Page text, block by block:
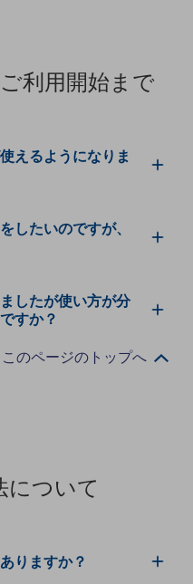
利用開始まで
えるようになりま
したいのですが、
したが使い方が分
すか？
このページのトップへ
について
りますか？